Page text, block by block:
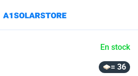
En stock
= 36